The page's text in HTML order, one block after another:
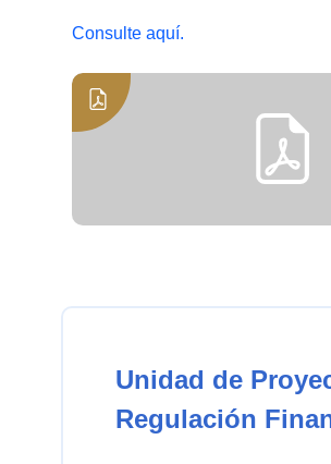
Consulte aquí.
Unidad de
Regulación